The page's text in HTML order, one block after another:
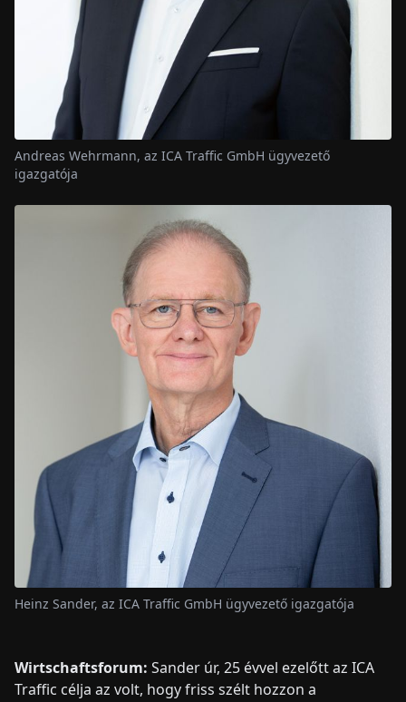
Andreas Wehrmann, az ICA Traffic GmbH ügyvezető
igazgatója
Heinz Sander, az ICA Traffic GmbH ügyvezető igazgatója
Wirtschaftsforum: Sander úr, 25 évvel ezelőtt az ICA
Traffic célja az volt, hogy friss szélt hozzon a